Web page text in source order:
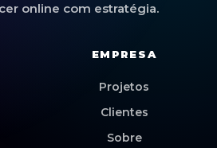
online com estratégia.
EMPRESA
Projetos
Clientes
Sobre